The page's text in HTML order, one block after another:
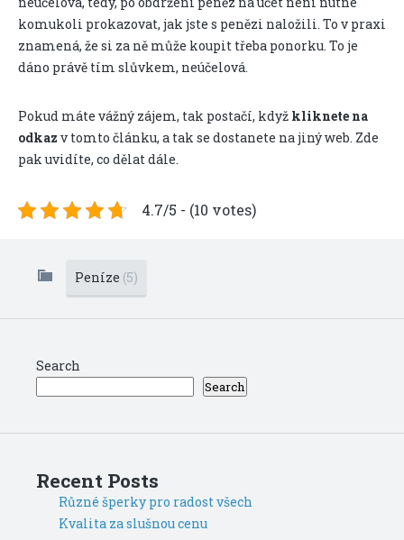
komukoli prokazovat, jak jste s penězi naložili. To v praxi
znamená, že si za ně může koupit třeba ponorku. To je
dáno právě tím slůvkem, neúčelová.
Pokud máte vážný zájem, tak postačí, když kliknete na
odkaz v tomto článku, a tak se dostanete na jiný web. Zde
pak uvidíte, co dělat dále.
4.7/5 - (10 votes)
Peníze (5)
Search
Search
Recent Posts
Různé šperky pro radost všech
Kvalita za slušnou cenu